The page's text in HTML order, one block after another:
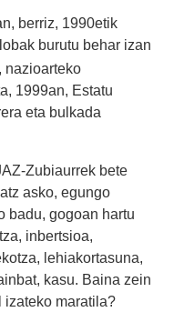
berriz, 1990etik
burutu behar izan
nazioarteko
1999an, Estatu
eta bulkada
Zubiaurrek bete
asko, egungo
badu, gogoan hartu
inbertsioa,
lehiakortasuna,
kasu. Baina zein
izateko maratila?